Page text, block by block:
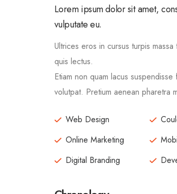
Lorem ipsum dolor sit amet,
vulputate eu.
Ultrices eros in cursus turpis
quis lectus.
Etiam non quam lacus
volutpat. Pretium aenean pharetra
Web Design
Online Marketing
Digital Branding